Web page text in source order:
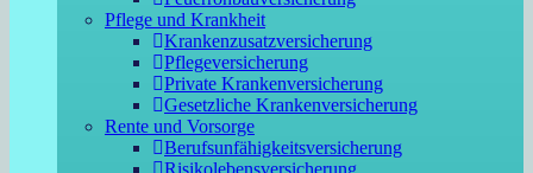
Pflege und Krankheit
Krankenzusatzversicherung
Pflegeversicherung
Private Krankenversicherung
Gesetzliche Krankenversicherung
Rente und Vorsorge
Berufs­unfähigkeitsversicherung
Risikolebensversicherung